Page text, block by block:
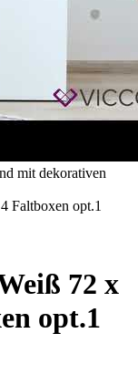
72 x
opt.1